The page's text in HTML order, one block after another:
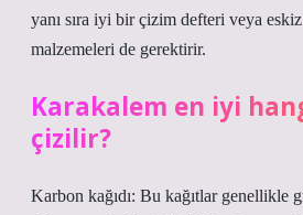
yanı sıra iyi bir çizim defteri veya
malzemeleri de gerektirir.
Karakalem en iyi
çizilir?
Karbon kağıdı: Bu kağıtlar genellikle